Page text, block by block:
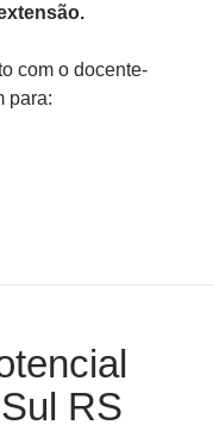
com o docente-
para:
RS